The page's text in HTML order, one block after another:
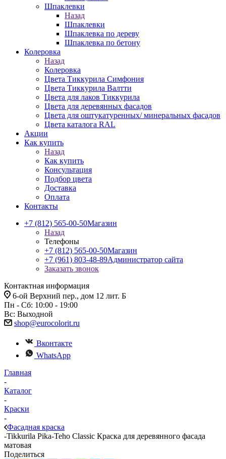
Шпаклевки
Назад
Шпаклевки
Шпаклевка по дереву
Шпаклевка по бетону
Колеровка
Назад
Колеровка
Цвета Тиккурила Симфония
Цвета Тиккурила Валтти
Цвета для лаков Тиккурила
Цвета для деревянных фасадов
Цвета для оштукатуренных/ минеральных фасадов
Цвета каталога RAL
Акции
Как купить
Назад
Как купить
Консультация
Подбор цвета
Доставка
Оплата
Контакты
+7 (812) 565-00-50Магазин
Назад
Телефоны
+7 (812) 565-00-50Магазин
+7 (961) 803-48-89Администратор сайта
Заказать звонок
Контактная информация
6-ой Верхний пер., дом 12 лит. Б
Пн - Сб: 10:00 - 19:00
Вс: Выходной
shop@eurocolorit.ru
Вконтакте
WhatsApp
Главная
-
Каталог
-
Краски
-
Фасадная краска
-Tikkurila Pika-Teho Classic Краска для деревянного фасада
матовая
Поделиться